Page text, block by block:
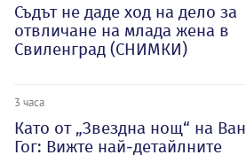
Съдът не даде ход на дело за
отвличане на млада жена в
Свиленград (СНИМКИ)
3 часа
Като от „Звездна нощ“ на Ван
Гог: Вижте най-детайлните